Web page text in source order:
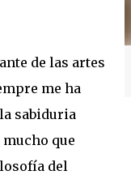
de las artes
me ha
sabiduria
que
del